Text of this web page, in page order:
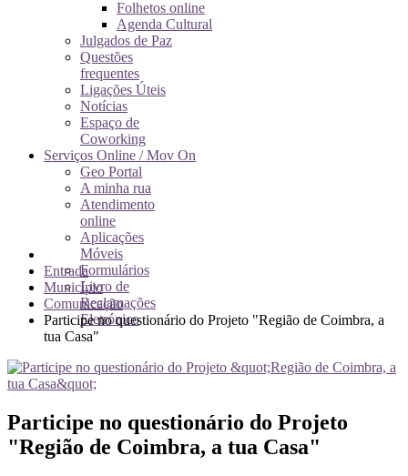
Folhetos online
Agenda Cultural
Julgados de Paz
Questões
frequentes
Ligações Úteis
Notícias
Espaço de
Coworking
Serviços Online / Mov On
Geo Portal
A minha rua
Atendimento
online
Aplicações
Móveis
Formulários
Livro de
Reclamações
Eletrónico
Entrada
Município
Comunicação
Participe no questionário do Projeto "Região de Coimbra, a
tua Casa"
Participe no questionário do Projeto
"Região de Coimbra, a tua Casa"